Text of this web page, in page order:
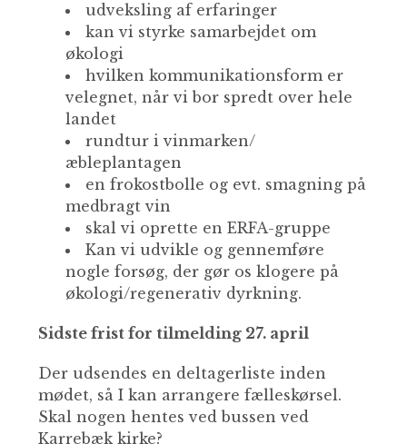
udveksling af erfaringer
kan vi styrke samarbejdet om
økologi
hvilken kommunikationsform er
velegnet, når vi bor spredt over hele
landet
rundtur i vinmarken/
æbleplantagen
en frokostbolle og evt. smagning på
medbragt vin
skal vi oprette en ERFA-gruppe
Kan vi udvikle og gennemføre
nogle forsøg, der gør os klogere på
økologi/regenerativ dyrkning.
Sidste frist for tilmelding 27. april
Der udsendes en deltagerliste inden
mødet, så I kan arrangere fælleskørsel.
Skal nogen hentes ved bussen ved
Karrebæk kirke?